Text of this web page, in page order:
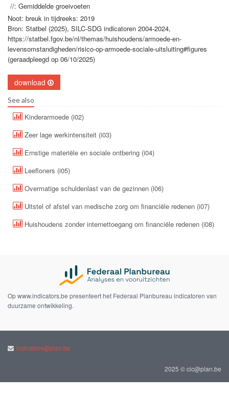
//: Gemiddelde groeivoeten
Noot: breuk in tijdreeks: 2019
Bron: Statbel (2025), SILC-SDG indicatoren 2004-2024,
https://statbel.fgov.be/nl/themas/huishoudens/armoede-en-
levensomstandigheden/risico-op-armoede-sociale-uitsluiting#figures
(geraadpleegd op 06/10/2025)
download
See also
Kinderarmoede (i02)
Zeer lage werkintensiteit (i03)
Ernstige materiële en sociale ontbering (i04)
Leefloners (i05)
Overmatige schuldenlast van de gezinnen (i06)
Uitstel of afstel van medische zorg om financiële redenen (i07)
Huishoudens zonder internettoegang om financiële redenen (i08)
Op www.indicators.be presenteert het Federaal Planbureau indicatoren van
duurzame ontwikkeling.
indicators@plan.be
2025 © cic@plan.be